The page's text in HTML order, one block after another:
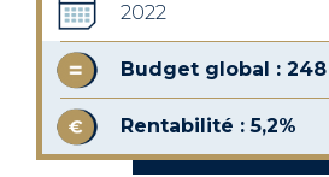
2022
Budget global :
Rentabilité : 5,2%